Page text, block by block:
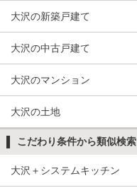
大沢の新築戸建て
大沢の中古戸建て
大沢のマンション
大沢の土地
こだわり条件から類似検索
大沢＋システムキッチン